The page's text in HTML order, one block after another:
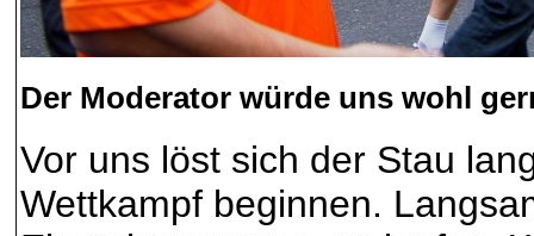
Der Moderator würde uns wohl
Vor uns löst sich der Stau
Wettkampf beginnen.